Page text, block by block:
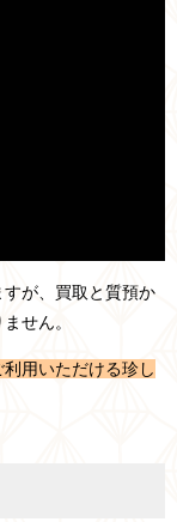
が、買取と質預か
せん。
用いただける珍し